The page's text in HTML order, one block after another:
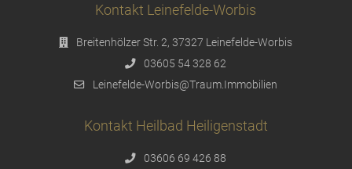
Kontakt Leinefelde-Worbis
Breitenhölzer Str. 2, 37327 Leinefelde-Worbis
03605 54 328 62
Leinefelde-Worbis@Traum.Immobilien
Kontakt Heilbad Heiligenstadt
03606 69 426 88